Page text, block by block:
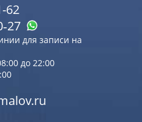
62
для записи на
до 22:00